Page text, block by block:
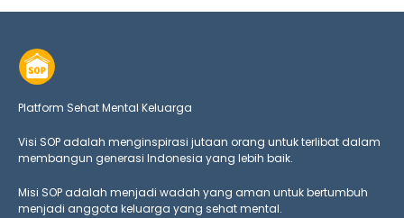
Platform Sehat Mental Keluarga
Visi SOP adalah menginspirasi jutaan orang untuk terlibat dalam
membangun generasi Indonesia yang lebih baik.
Misi SOP adalah menjadi wadah yang aman untuk bertumbuh
menjadi anggota keluarga yang sehat mental.